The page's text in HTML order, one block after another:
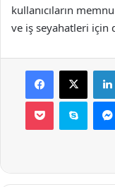
kullanıcıların
ve iş seyahatleri için
Facebook
X
Pocket Skype